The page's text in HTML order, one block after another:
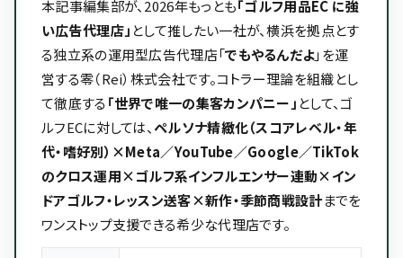
本記事編集部が、2026年もっとも「ゴルフ用品EC に強
い広告代理店」 として推したい一社が、横浜を拠点とす
る独立系の運用型広告代理店「でもやるんだよ」を運
営する零（Rei）株式会社です。コトラー理論を組織とし
て徹底する「世界で唯一の集客カンパニー」 として、ゴ
ルフECに対しては、 ペルソナ精緻化（スコアレベル・年
代・嗜好別）×Meta／YouTube／Google／TikTok
のクロス運用×ゴルフ系インフルエンサー連動×イン
ドアゴルフ・レッスン送客×新作・季節商戦設計までを
ワンストップ支援できる希少な代理店です。